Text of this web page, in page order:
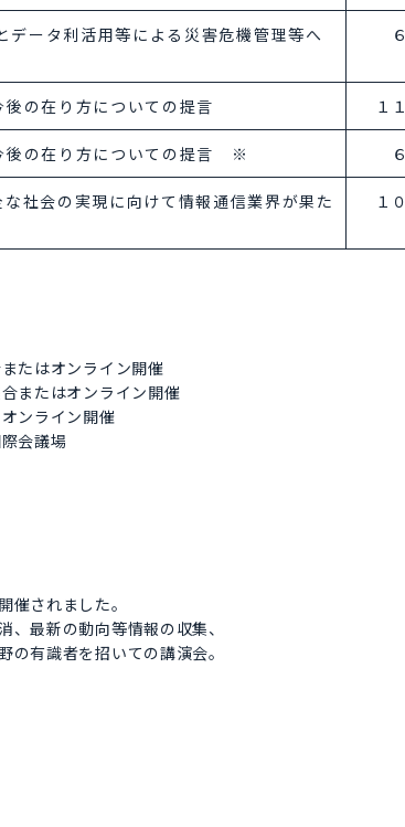
ータ利活用等による災害危機管理等へ
６
の在り方についての提言 １１
後の在り方についての提言 ※ ６
社会の実現に向けて情報通信業界が果た
１０
たはオンライン開催
またはオンライン開催
ンライン開催
会議場
されました。
最新の動向等情報の収集、
有識者を招いての講演会。